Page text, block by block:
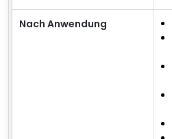
Nach Anwendung